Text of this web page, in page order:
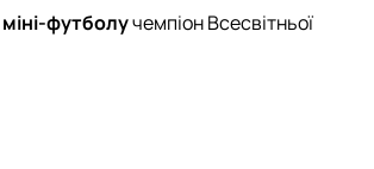
міні-футболучемпіон Всесвітньої